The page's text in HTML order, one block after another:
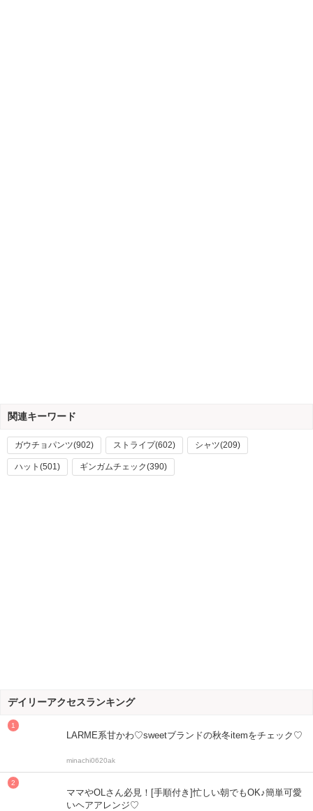
関連キーワード
ガウチョパンツ(902) ストライプ(602) シャツ(209)
ハット(501) ギンガムチェック(390)
デイリーアクセスランキング
LARME系甘かわ♡sweetブランドの秋冬itemをチェック♡
minachi0620ak
ママやOLさん必見！[手順付き]忙しい朝でもOK♪簡単可愛
いヘアアレンジ♡